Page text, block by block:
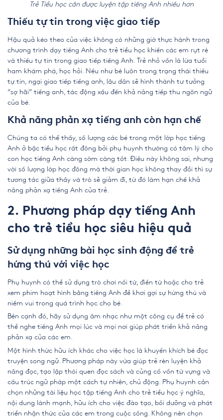
Trẻ Tiểu học cần được luyện tập tiếng Anh nhiều hơn
Thiếu tự tin trong việc giao tiếp
Hậu quả kéo theo của việc không có những giờ thực hành trong
chương trình dạy tiếng Anh cho trẻ tiểu học khiến các em rụt rè
và thiếu tự tin trong giao tiếp tiếng Anh. Trẻ nhỏ vốn là lứa tuổi
ham khám phá, học hỏi. Nếu như bé luôn trong trạng thái thiếu
tự tin, ngại giao tiếp tiếng anh, lâu dần sẽ hình thành tư tưởng
“sợ hãi” tiếng anh, tác động xấu đến khả năng tiếp thu ngôn ngữ
của bé.
Khả năng phản xạ tiếng anh còn hạn chế
Chúng ta có thể thấy, số lượng các bé trong một lớp học tiếng
Anh ở bậc tiểu học rất đông bởi phụ huynh thường có tâm lý cho
con học tiếng Anh càng sớm càng tốt. Điều này không sai, nhưng
với số lượng lớp học đông mà thời gian học không thay đổi thì sự
tương tác giữa thầy và trò sẽ giảm đi, từ đó làm hạn chế khả
năng phản xạ tiếng Anh của trẻ.
2. Phương pháp dạy tiếng Anh
cho trẻ tiểu học siêu hiệu quả
Sử dụng những bài học sinh động để trẻ
hứng thú với việc học
Phụ huynh có thể sử dụng trò chơi nối từ, điền từ hoặc cho trẻ
xem phim hoạt hình bằng tiếng Anh để khơi gợi sự hứng thú và
niềm vui trong quá trình học cho bé.
Bên cạnh đó, hãy sử dụng âm nhạc như một công cụ để trẻ có
thể nghe tiếng Anh mọi lúc và mọi nơi giúp phát triển khả năng
phản xạ của các em.
Một hình thức hữu ích khác cho việc học là khuyến khích bé đọc
truyện song ngữ. Phương pháp này vừa giúp trẻ rèn luyện khả
năng đọc, tạo lập thói quen đọc sách và củng cố vốn từ vựng và
cấu trúc ngữ pháp một cách tự nhiên, chủ động. Phụ huynh cần
chọn những tài liệu học tập tiếng Anh cho trẻ tiểu học ý nghĩa,
nội dung lành mạnh, hữu ích cho việc đào tạo, bồi dưỡng và phát
triển nhận thức của các em trong cuộc sống. Không nên chọn